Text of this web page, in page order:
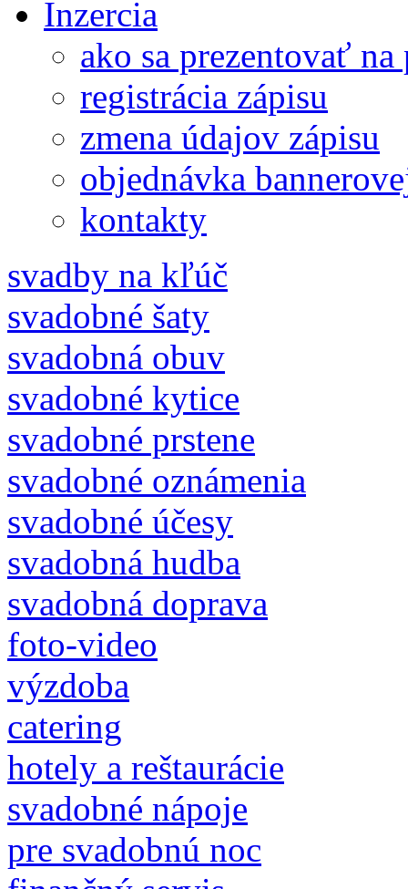
ako sa prezentovať
registrácia zápisu
zmena údajov zápisu
objednávka
kontakty
svadby na kľúč
svadobné šaty
svadobná obuv
svadobné kytice
svadobné prstene
svadobné oznámenia
svadobné účesy
svadobná hudba
svadobná doprava
foto-video
výzdoba
catering
hotely a reštaurácie
svadobné nápoje
pre svadobnú noc